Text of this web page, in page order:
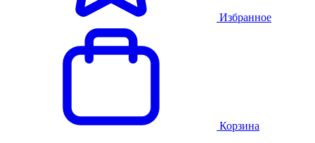
Избранное
Корзина